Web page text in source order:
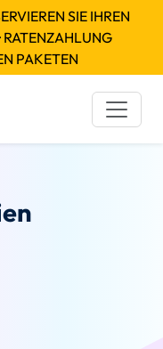
SIE IHREN
RATENZAHLUNG
PAKETEN